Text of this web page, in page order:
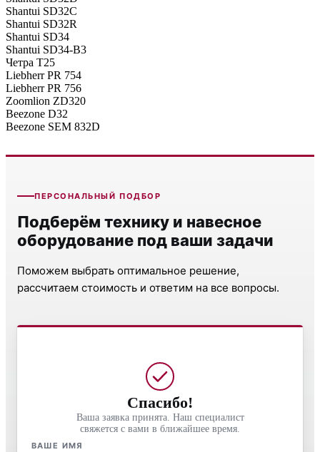
Shantui SD32C
Shantui SD32R
Shantui SD34
Shantui SD34-B3
Четра Т25
Liebherr PR 754
Liebherr PR 756
Zoomlion ZD320
Beezone D32
Beezone SEM 832D
ПЕРСОНАЛЬНЫЙ ПОДБОР
Подберём технику и навесное
оборудование под ваши задачи
Поможем выбрать оптимальное решение,
рассчитаем стоимость и ответим на все вопросы.
Спасибо!
Ваша заявка принята. Наш специалист
свяжется с вами в ближайшее время.
ВАШЕ ИМЯ